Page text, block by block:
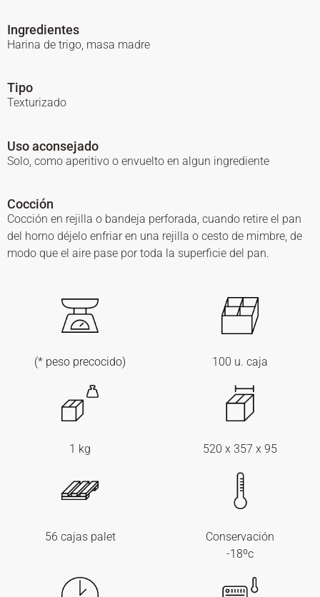
Ingredientes
Harina de trigo, masa madre
Tipo
Texturizado
Uso aconsejado
Solo, como aperitivo o envuelto en algun ingrediente
Cocción
Cocción en rejilla o bandeja perforada, cuando retire el pan
del horno déjelo enfriar en una rejilla o cesto de mimbre, de
modo que el aire pase por toda la superficie del pan.
(* peso precocido) 100 u. caja
1 kg 520 x 357 x 95
56 cajas palet
Conservación
-18ºc